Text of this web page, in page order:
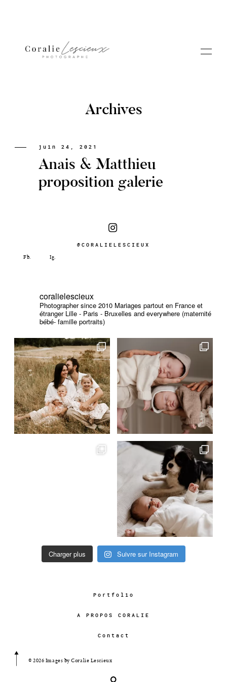
Portfolio
A PROPOS CORALIE
Archives
juin 24, 2021
Anais & Matthieu
proposition galerie
@CORALIELESCIEUX
coralielescieux
Photographer since 2010 Mariages partout en France et
étranger Lille - Paris - Bruxelles and everywhere (maternité
bébé- famille portraits)
Charger plus Suivre sur Instagram
Portfolio
A PROPOS CORALIE
Contact
© 2026 Images by Coralie Lescieux